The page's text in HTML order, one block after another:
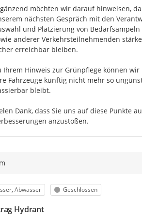
möchten wir darauf hinweisen,
nächsten Gespräch mit den
und Platzierung von
anderer Verkehrsteilnehmenden
erreichbar bleiben.
Ihrem Hinweis zur Grünpflege können
Fahrzeuge künftig nicht mehr so
bleibt.
Dank, dass Sie uns auf diese Punkte
anzustoßen.
Abwasser Status
Geschlossen
Hydrant